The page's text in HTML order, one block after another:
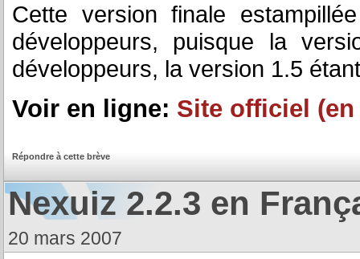
Cette version finale
développeurs, puisque la
développeurs, la version 1.5
Voir en ligne: Site officiel
Répondre à cette brève
Nexuiz 2.2.3 en
20 mars 2007